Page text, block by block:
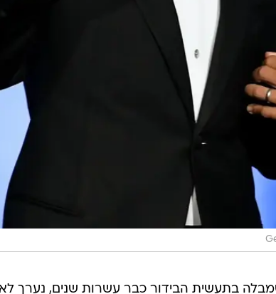
אבא לתאומים בני 3, שמבלה בתעשית הבידור כבר עשרות שנים,